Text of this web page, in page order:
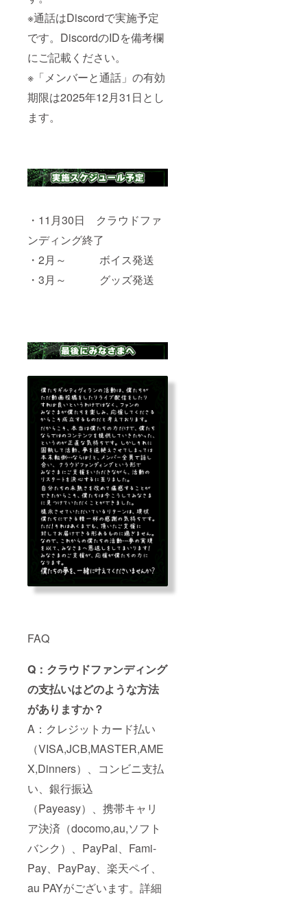
※通話はDiscordで実施予定
です。DiscordのIDを備考欄
にご記載ください。
※「メンバーと通話」の有効
期限は2025年12月31日とし
ます。
・11月30日 クラウドファ
ンディング終了
・2月～ ボイス発送
・3月～ グッズ発送
FAQ
Q：クラウドファンディング
の支払いはどのような方法
がありますか？
A：クレジットカード払い
（VISA,JCB,MASTER,AME
X,Dinners）、コンビニ支払
い、銀行振込
（Payeasy）、携帯キャリ
ア決済（docomo,au,ソフト
バンク）、PayPal、Fami-
Pay、PayPay、楽天ペイ、
au PAYがございます。詳細